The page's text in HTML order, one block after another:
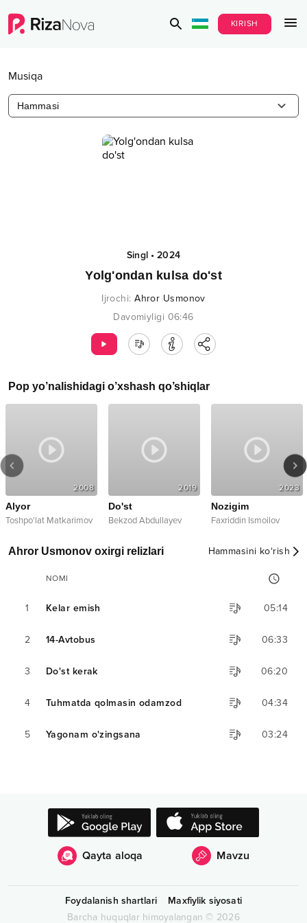
KIRISH
Musiqa
Hammasi
Singl•2024
Yolg'ondan kulsa do'st
Ijrochi:Ahror Usmonov
Davomiyligi 06:46
Pop yo’nalishidagi o’xshash qo’shiqlar
2008
Alyor
Toshpo'lat Matkarimov
2019
Do'st
Bekzod Abdullayev
2023
Nozigim
Faxriddin Ismoilov
Ahror Usmonov oxirgi relizlari Hammasini ko‘rish
NOMI
1 Kelar emish 05:14
2 14-Avtobus 06:33
3 Do'st kerak 06:20
4 Tuhmatda qolmasin odamzod 04:34
5 Yagonam o'zingsana 03:24
Qayta aloqa Mavzu
Foydalanish shartlari
Maxfiylik siyosati
Barcha huquqlar himoyalangan © 2026